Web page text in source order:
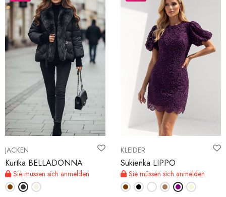
JACKEN
Kurtka BELLADONNA
Sie müssen sich anmelden
KLEIDER
Sukienka LIPPO
Sie müssen sich anmelden